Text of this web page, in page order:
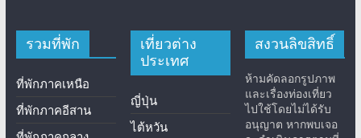
รวมที่พัก
ที่พักภาคเหนือ
ที่พักภาคอีสาน
เที่ยวต่าง
ประเทศ
ญี่ปุ่น
ไต้หวัน
สงวนลิขสิทธิ์
ห้ามคัดลอกรูปภาพ
และเรื่องท่องเที่ยว
ไปใช้โดยไม่ได้รับ
อนุญาต หากพบเจอ